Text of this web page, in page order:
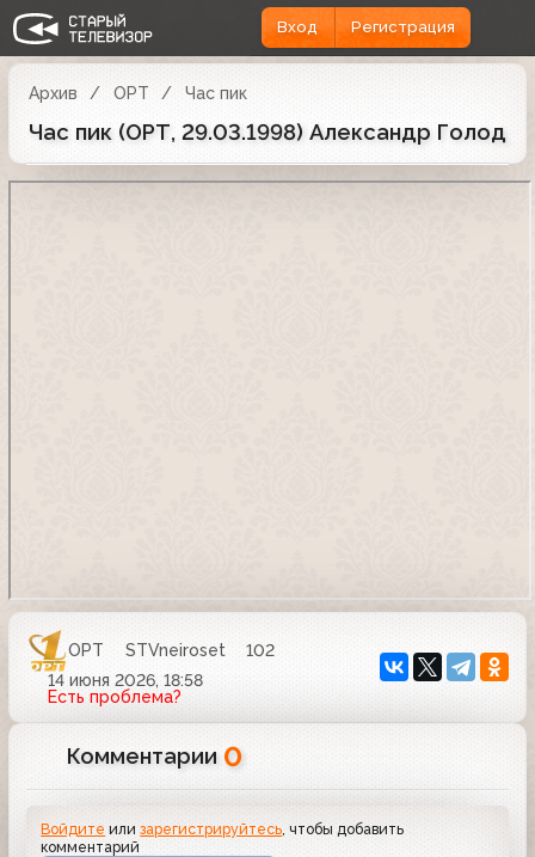
Вход Регистрация
Архив ОРТ Час пик
Час пик (ОРТ, 29.03.1998) Александр Голод
ОРТ STVneiroset
102
14 июня 2026, 18:58
Есть проблема?
Комментарии 0
Войдите илизарегистрируйтесь , чтобы добавить
комментарий